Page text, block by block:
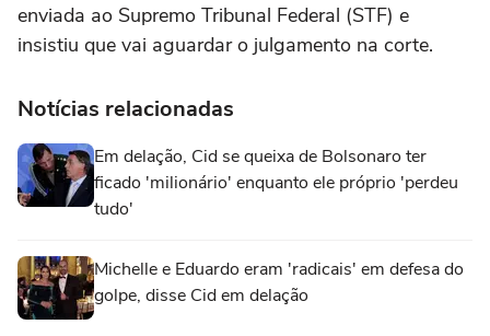
enviada ao Supremo Tribunal Federal (STF) e
insistiu que vai aguardar o julgamento na corte.
Notícias relacionadas
Em delação, Cid se queixa de Bolsonaro ter
ficado 'milionário' enquanto ele próprio 'perdeu
tudo'
Michelle e Eduardo eram 'radicais' em defesa do
golpe, disse Cid em delação